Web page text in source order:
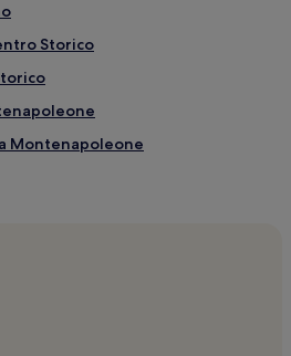
Storico
Montenapoleone